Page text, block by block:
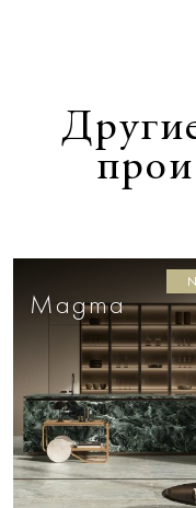
Magma